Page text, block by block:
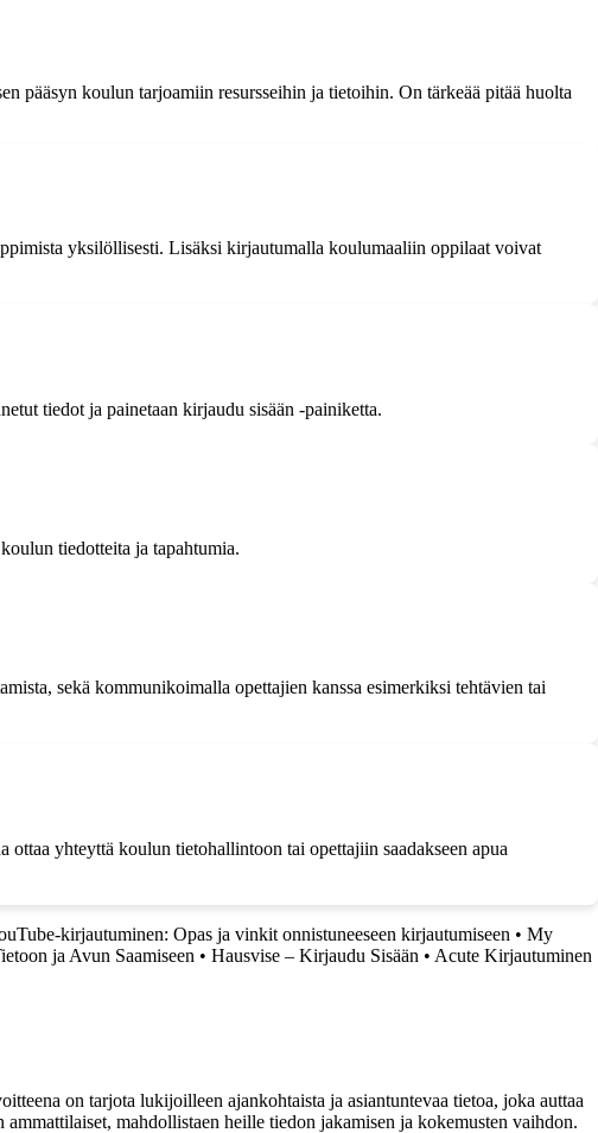
pääsyn koulun tarjoamiin resursseihin ja tietoihin. On tärkeää pitää huolta
yksilöllisesti. Lisäksi kirjautumalla koulumaaliin oppilaat voivat
tiedot ja painetaan kirjaudu sisään -painiketta.
tiedotteita ja tapahtumia.
sekä kommunikoimalla opettajien kanssa esimerkiksi tehtävien tai
yhteyttä koulun tietohallintoon tai opettajiin saadakseen apua
kirjautuminen: Opas ja vinkit onnistuneeseen kirjautumiseen • My
ja Avun Saamiseen • Hausvise – Kirjaudu Sisään • Acute Kirjautuminen
on tarjota lukijoilleen ajankohtaista ja asiantuntevaa tietoa, joka auttaa
mahdollistaen heille tiedon jakamisen ja kokemusten vaihdon.